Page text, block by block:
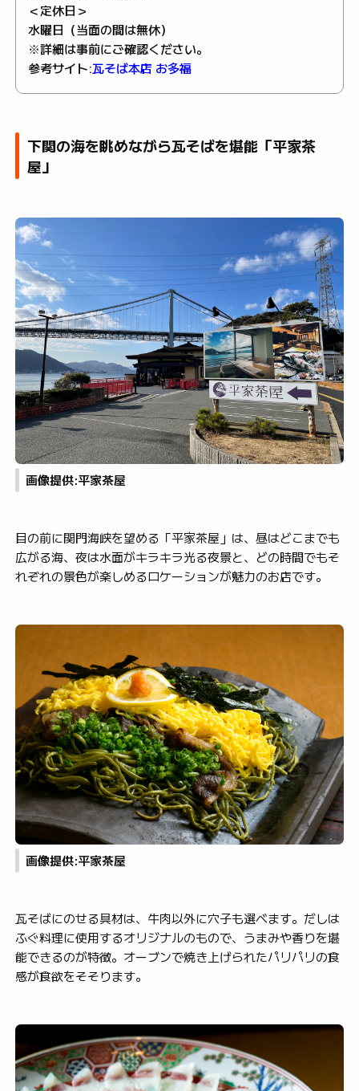
＜定休日＞
水曜日（当面の間は無休）
※詳細は事前にご確認ください。
参考サイト:瓦そば本店 お多福
下関の海を眺めながら瓦そばを堪能「平家茶
屋」
画像提供:平家茶屋
目の前に関門海峡を望める「平家茶屋」は、昼はどこまでも
広がる海、夜は水面がキラキラ光る夜景と、どの時間でもそ
れぞれの景色が楽しめるロケーションが魅力のお店です。
画像提供:平家茶屋
瓦そばにのせる具材は、牛肉以外に穴子も選べます。だしは
ふぐ料理に使用するオリジナルのもので、うまみや香りを堪
能できるのが特徴。オーブンで焼き上げられたパリパリの食
感が食欲をそそります。